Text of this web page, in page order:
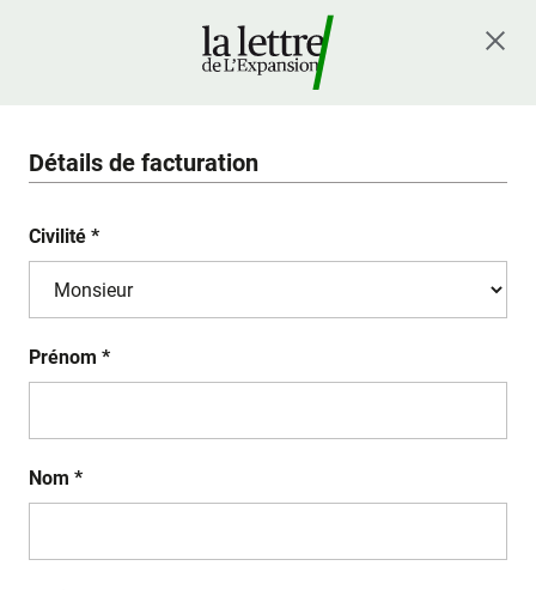
Détails de facturation
Civilité *
Prénom *
Nom *